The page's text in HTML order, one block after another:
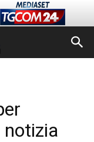
notizia